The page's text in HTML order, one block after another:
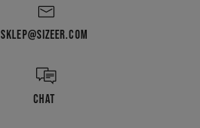
SKLEP@SIZEER.COM
CHAT